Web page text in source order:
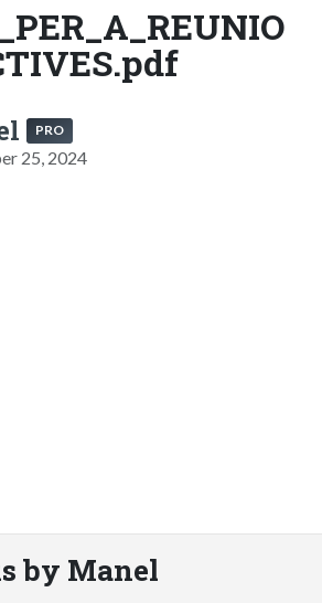
PRO
25, 2024
by Manel